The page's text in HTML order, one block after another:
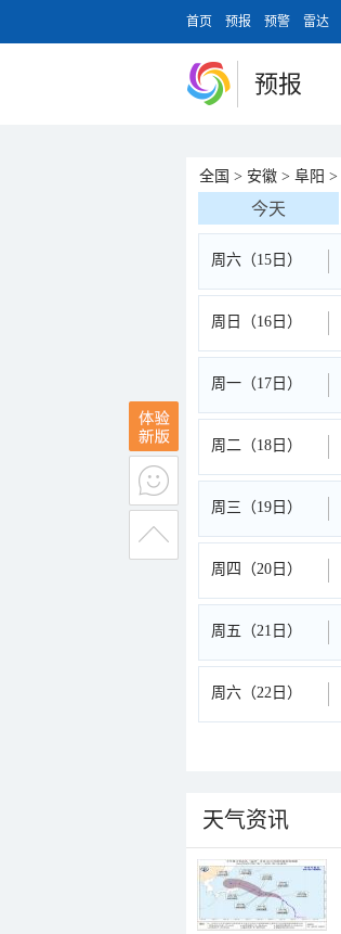
首页 预报 预警 雷达
预报
全国 > 安徽 > 阜阳 >
今天
周六（15日）
周日（16日）
周一（17日）
周二（18日）
周三（19日）
周四（20日）
周五（21日）
周六（22日）
天气资讯